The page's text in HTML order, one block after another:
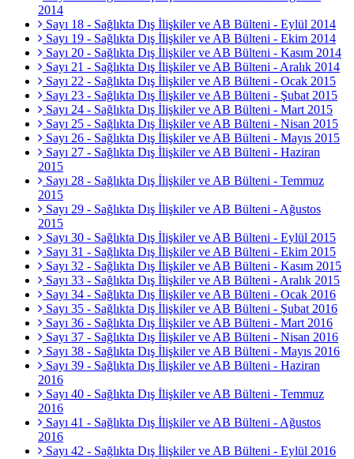
2014
Sayı 18 - Sağlıkta Dış İlişkiler ve AB Bülteni - Eylül 2014
Sayı 19 - Sağlıkta Dış İlişkiler ve AB Bülteni - Ekim 2014
Sayı 20 - Sağlıkta Dış İlişkiler ve AB Bülteni - Kasım 2014
Sayı 21 - Sağlıkta Dış İlişkiler ve AB Bülteni - Aralık 2014
Sayı 22 - Sağlıkta Dış İlişkiler ve AB Bülteni - Ocak 2015
Sayı 23 - Sağlıkta Dış İlişkiler ve AB Bülteni - Şubat 2015
Sayı 24 - Sağlıkta Dış İlişkiler ve AB Bülteni - Mart 2015
Sayı 25 - Sağlıkta Dış İlişkiler ve AB Bülteni - Nisan 2015
Sayı 26 - Sağlıkta Dış İlişkiler ve AB Bülteni - Mayıs 2015
Sayı 27 - Sağlıkta Dış İlişkiler ve AB Bülteni - Haziran
2015
Sayı 28 - Sağlıkta Dış İlişkiler ve AB Bülteni - Temmuz
2015
Sayı 29 - Sağlıkta Dış İlişkiler ve AB Bülteni - Ağustos
2015
Sayı 30 - Sağlıkta Dış İlişkiler ve AB Bülteni - Eylül 2015
Sayı 31 - Sağlıkta Dış İlişkiler ve AB Bülteni - Ekim 2015
Sayı 32 - Sağlıkta Dış İlişkiler ve AB Bülteni - Kasım 2015
Sayı 33 - Sağlıkta Dış İlişkiler ve AB Bülteni - Aralık 2015
Sayı 34 - Sağlıkta Dış İlişkiler ve AB Bülteni - Ocak 2016
Sayı 35 - Sağlıkta Dış İlişkiler ve AB Bülteni - Şubat 2016
Sayı 36 - Sağlıkta Dış İlişkiler ve AB Bülteni - Mart 2016
Sayı 37 - Sağlıkta Dış İlişkiler ve AB Bülteni - Nisan 2016
Sayı 38 - Sağlıkta Dış İlişkiler ve AB Bülteni - Mayıs 2016
Sayı 39 - Sağlıkta Dış İlişkiler ve AB Bülteni - Haziran
2016
Sayı 40 - Sağlıkta Dış İlişkiler ve AB Bülteni - Temmuz
2016
Sayı 41 - Sağlıkta Dış İlişkiler ve AB Bülteni - Ağustos
2016
Sayı 42 - Sağlıkta Dış İlişkiler ve AB Bülteni - Eylül 2016